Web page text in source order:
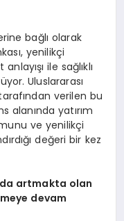
bağlı olarak
yenilikçi
ile sağlıklı
Uluslararası
verilen bu
alanında yatırım
ve yenilikçi
değeri bir kez
artmakta olan
devam